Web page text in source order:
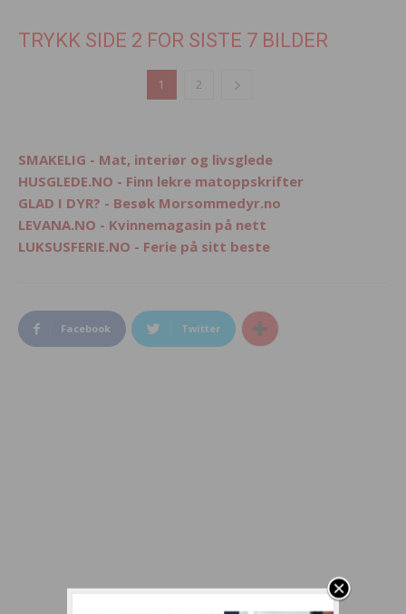
TRYKK SIDE 2 FOR SISTE 7 BILDER
1 2
SMAKELIG - Mat, interiør og livsglede
HUSGLEDE.NO - Finn lekre matoppskrifter
GLAD I DYR? - Besøk Morsommedyr.no
LEVANA.NO - Kvinnemagasin på nett
LUKSUSFERIE.NO - Ferie på sitt beste
Facebook Twitter